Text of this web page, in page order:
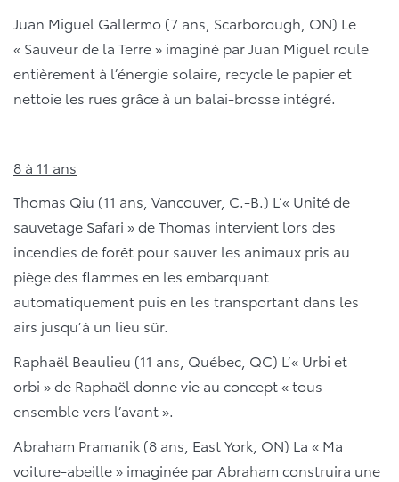
Juan Miguel Gallermo (7 ans, Scarborough, ON) Le
« Sauveur de la Terre » imaginé par Juan Miguel roule
entièrement à l’énergie solaire, recycle le papier et
nettoie les rues grâce à un balai-brosse intégré.
8 à 11 ans
Thomas Qiu (11 ans, Vancouver, C.-B.) L’« Unité de
sauvetage Safari » de Thomas intervient lors des
incendies de forêt pour sauver les animaux pris au
piège des flammes en les embarquant
automatiquement puis en les transportant dans les
airs jusqu’à un lieu sûr.
Raphaël Beaulieu (11 ans, Québec, QC) L’« Urbi et
orbi » de Raphaël donne vie au concept « tous
ensemble vers l’avant ».
Abraham Pramanik (8 ans, East York, ON) La « Ma
voiture-abeille » imaginée par Abraham construira une